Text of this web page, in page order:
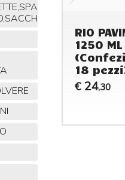
RIO
1250 ML
18
€ 24,30